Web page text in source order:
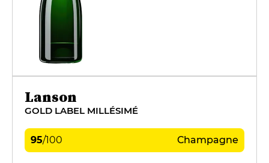
Lanson
GOLD LABEL MILLÉSIMÉ
95/100 Champagne